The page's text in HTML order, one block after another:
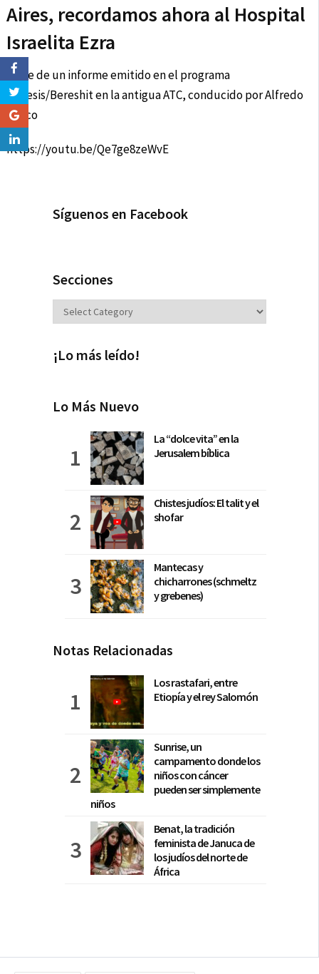
Aires, recordamos ahora al Hospital
Israelita Ezra
Parte de un informe emitido en el programa
Génesis/Bereshit en la antigua ATC, conducido por Alfredo
Leuco
https://youtu.be/Qe7ge8zeWvE
Síguenos en Facebook
Secciones
Secciones
¡Lo más leído!
Lo Más Nuevo
La “dolce vita” en la
Jerusalem bíblica
Chistes judíos: El talit y el
shofar
Mantecas y
chicharrones (schmeltz
y grebenes)
Notas Relacionadas
Los rastafari, entre
Etiopía y el rey Salomón
Sunrise, un
campamento donde los
niños con cáncer
pueden ser simplemente
niños
Benat, la tradición
feminista de Januca de
los judíos del norte de
África